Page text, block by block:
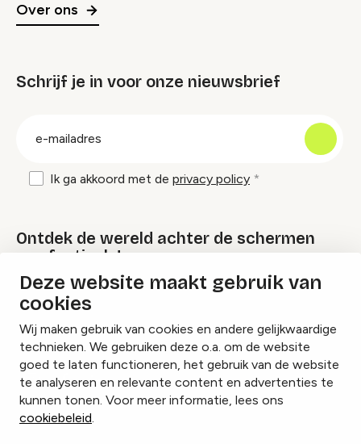
Deze website maakt gebruik van
cookies
Wij maken gebruik van cookies en andere gelijkwaardige
technieken. We gebruiken deze o.a. om de website
goed te laten functioneren, het gebruik van de website
te analyseren en relevante content en advertenties te
kunnen tonen. Voor meer informatie, lees ons
cookiebeleid.
Over ons
Schrijf je in voor onze nieuwsbrief
Ik ga akkoord met de privacy policy
Ontdek de wereld achter de schermen
van festivals!
Lees onze Festival Specials
InstagramFacebookLinkedIn